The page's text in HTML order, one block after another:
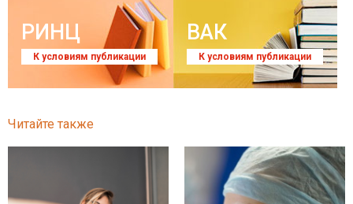
РИНЦ
К условиям публикации
ВАК
К условиям публикации
Читайте также